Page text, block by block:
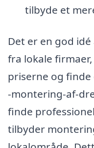
tilbyde et
Det er en god
fra lokale
priserne og finde
-montering-af-
finde
tilbyder